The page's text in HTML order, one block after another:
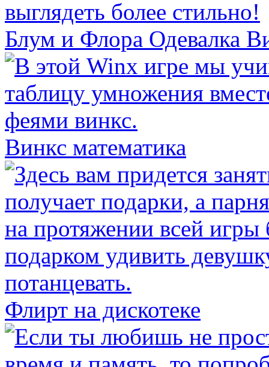
Блум и Флора Одевалка
Винкс математика
Флирт на дискотеке